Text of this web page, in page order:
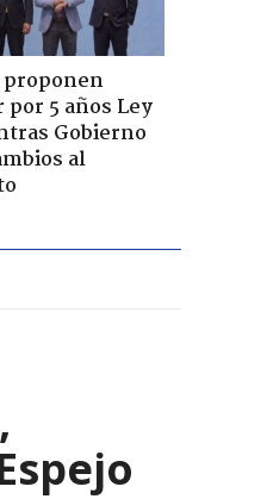
5 años Ley
Gobierno
al